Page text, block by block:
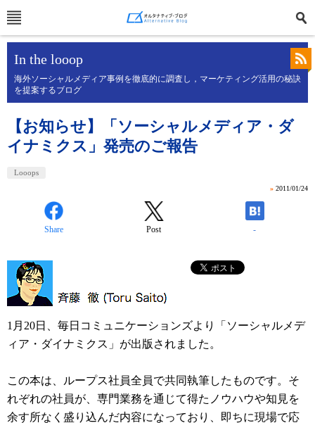
In the looop
海外ソーシャルメディア事例を徹底的に調査し，マーケティング活用の秘訣
を提案するブログ
【お知らせ】「ソーシャルメディア・ダ
イナミクス」発売のご報告
Looops
» 2011/01/24
Share Post -
1月20日、毎日コミュニケーションズより「ソーシャルメデ
ィア・ダイナミクス」が出版されました。
この本は、ループス社員全員で共同執筆したものです。そ
れぞれの社員が、専門業務を通じて得たノウハウや知見を
余す所なく盛り込んだ内容になっており、即ちに現場で応